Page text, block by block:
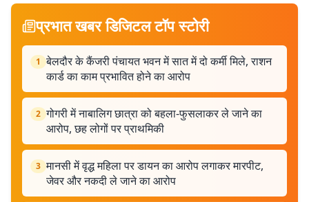
प्रभात खबर डिजिटल टॉप स्टोरी
1 बेलदौर के कैंजरी पंचायत भवन में सात में दो कर्मी मिले, राशन
कार्ड का काम प्रभावित होने का आरोप
2 गोगरी में नाबालिग छात्रा को बहला-फुसलाकर ले जाने का
आरोप, छह लोगों पर प्राथमिकी
3 मानसी में वृद्ध महिला पर डायन का आरोप लगाकर मारपीट,
जेवर और नकदी ले जाने का आरोप